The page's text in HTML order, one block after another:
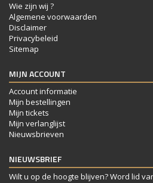
Wie zijn wij ?
Algemene voorwaarden
Disclaimer
Privacybeleid
Sitemap
MIJN ACCOUNT
Account informatie
Mijn bestellingen
Mijn tickets
Mijn verlanglijst
Nieuwsbrieven
NIEUWSBRIEF
Wilt u op de hoogte blijven? Word lid